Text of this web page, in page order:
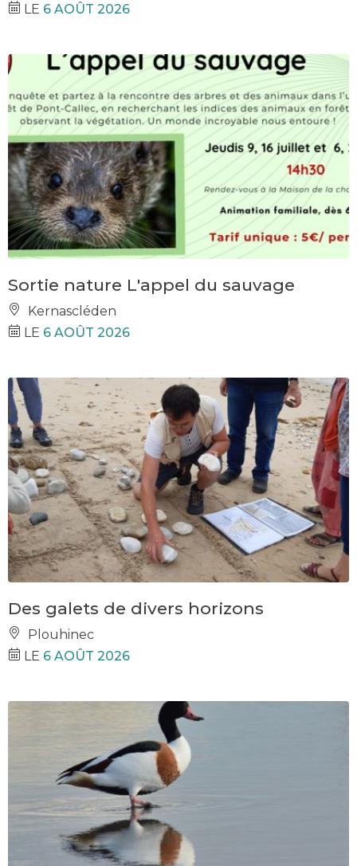
LE 6 AOÛT 2026
Sortie nature L'appel du sauvage
Kernascléden
LE 6 AOÛT 2026
Des galets de divers horizons
Plouhinec
LE 6 AOÛT 2026